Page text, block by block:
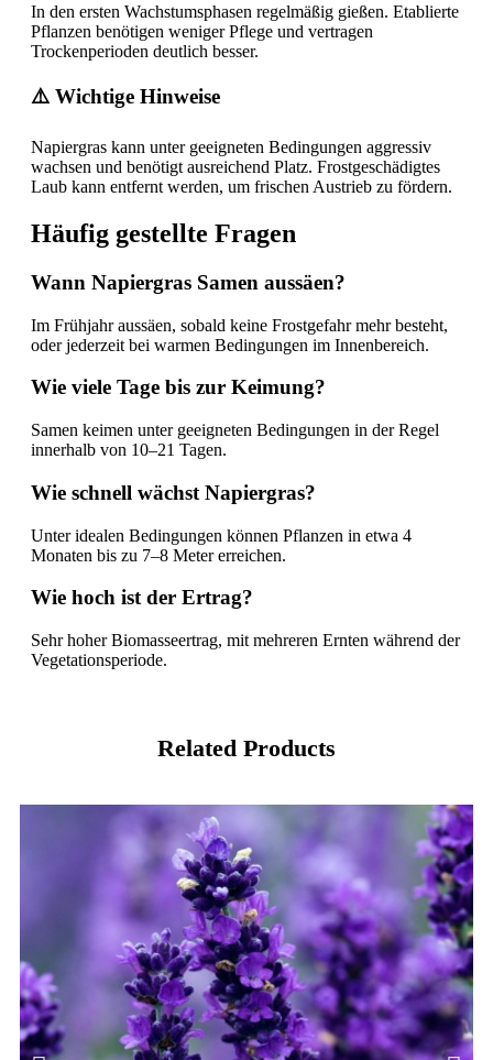
In den ersten Wachstumsphasen regelmäßig gießen. Etablierte
Pflanzen benötigen weniger Pflege und vertragen
Trockenperioden deutlich besser.
⚠️ Wichtige Hinweise
Napiergras kann unter geeigneten Bedingungen aggressiv
wachsen und benötigt ausreichend Platz. Frostgeschädigtes
Laub kann entfernt werden, um frischen Austrieb zu fördern.
Häufig gestellte Fragen
Wann Napiergras Samen aussäen?
Im Frühjahr aussäen, sobald keine Frostgefahr mehr besteht,
oder jederzeit bei warmen Bedingungen im Innenbereich.
Wie viele Tage bis zur Keimung?
Samen keimen unter geeigneten Bedingungen in der Regel
innerhalb von 10–21 Tagen.
Wie schnell wächst Napiergras?
Unter idealen Bedingungen können Pflanzen in etwa 4
Monaten bis zu 7–8 Meter erreichen.
Wie hoch ist der Ertrag?
Sehr hoher Biomasseertrag, mit mehreren Ernten während der
Vegetationsperiode.
Related Products